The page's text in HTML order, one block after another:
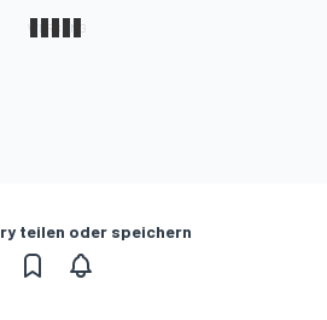
teilen oder speichern